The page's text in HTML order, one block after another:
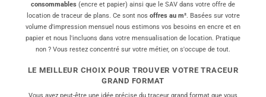
consommables (encre et papier) ainsi que le SAV dans votre offre de
location de traceur de plans. Ce sont nos offres au m². Basées sur votre
volume d'impression mensuel nous estimons vos besoins en encre et en
papier et nous l'incluons dans votre mensualisation de location. Pratique
non ? Vous restez concentré sur votre métier, on s'occupe de tout.
LE MEILLEUR CHOIX POUR TROUVER VOTRE TRACEUR
GRAND FORMAT